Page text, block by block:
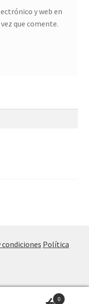
y web en
que comente.
Política
0